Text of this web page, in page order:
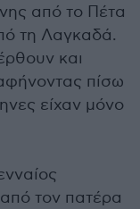
από το Πέτα
τη Λαγκαδά.
και
πίσω
είχαν μόνο
τον πατέρα